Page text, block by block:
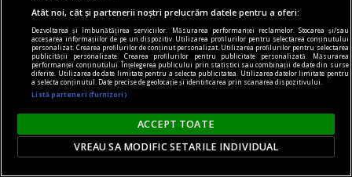
Atât noi, cât și partenerii noștri prelucrăm datele pentru a oferi:
Dezvoltarea și îmbunătățirea serviciilor. Măsurarea performanței reclamelor. Stocarea și/sau
accesarea informațiilor de pe un dispozitiv. Utilizarea profilurilor pentru selectarea conținutului
personalizat. Crearea profilurilor de conținut personalizat. Utilizarea profilurilor pentru selectarea
publicității personalizate. Crearea profilurilor pentru publicitate personalizată. Măsurarea
performanței conținutului. Înțelegerea publicului prin statistici sau combinații de date din surse
diferite. Utilizarea de date limitate pentru a selecta publicitatea. Utilizarea datelor limitate pentru
a selecta conținutul. Date precise de geolocație și identificarea prin scanarea dispozitivului.
Listă parteneri (furnizori)
ACCEPT TOATE
VREAU SA MODIFIC SETARILE INDIVIDUAL